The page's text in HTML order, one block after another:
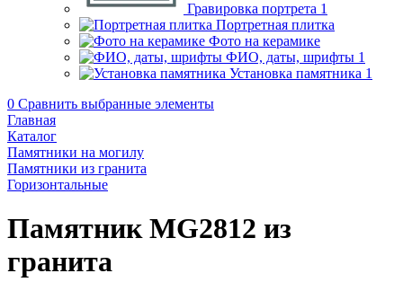
Гравировка портрета 1
Портретная плитка
Фото на керамике
ФИО, даты, шрифты 1
Установка памятника 1
0 Сравнить выбранные элементы
Главная
Каталог
Памятники на могилу
Памятники из гранита
Горизонтальные
Памятник MG2812 из
гранита